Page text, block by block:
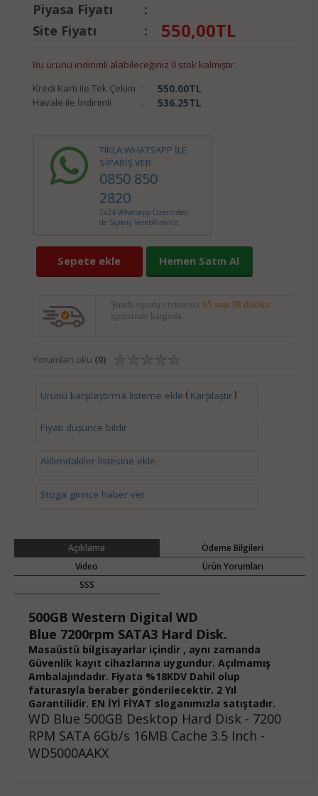
Piyasa Fiyatı
:
Site Fiyatı
: 550,00TL
Bu ürünü indirimli alabileceğiniz 0 stok kalmıştır.
Kredi Kartı ile Tek Çekim : 550.00TL
Havale ile İndirimli : 536.25TL
TIKLA WHATSAPP İLE
SİPARİŞ VER
0850 850
2820
7x24 Whatsapp Üzerinden
de Sipariş Verebilirsiniz.
Sepete ekle Hemen Satın Al
Şimdi sipariş verirseniz 85 saat 38 dakika
içerisinde kargoda.
Yorumları oku (0)
Ürünü karşılaştırma listeme ekle ( Karşılaştır)
Fiyatı düşünce bildir
Aklımdakiler listesine ekle
Stoga girince haber ver
Açıklama
Ödeme Bilgileri
Video
Ürün Yorumları
SSS
500GB Western Digital WD
Blue 7200rpm SATA3 Hard Disk.
Masaüstü bilgisayarlar içindir , aynı zamanda
Güvenlik kayıt cihazlarına uygundur. Açılmamış
Ambalajındadır. Fiyata %18KDV Dahil olup
faturasıyla beraber gönderilecektir. 2 Yıl
Garantilidir. EN İYİ FİYAT sloganımızla satıştadır.
WD Blue 500GB Desktop Hard Disk - 7200
RPM SATA 6Gb/s 16MB Cache 3.5 Inch -
WD5000AAKX